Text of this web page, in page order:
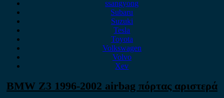
ssangyong
Subaru
Suzuki
Tesla
Toyota
Volkswagen
Volvo
Xev
BMW Z3 1996-2002 airbag πόρτας αριστερά